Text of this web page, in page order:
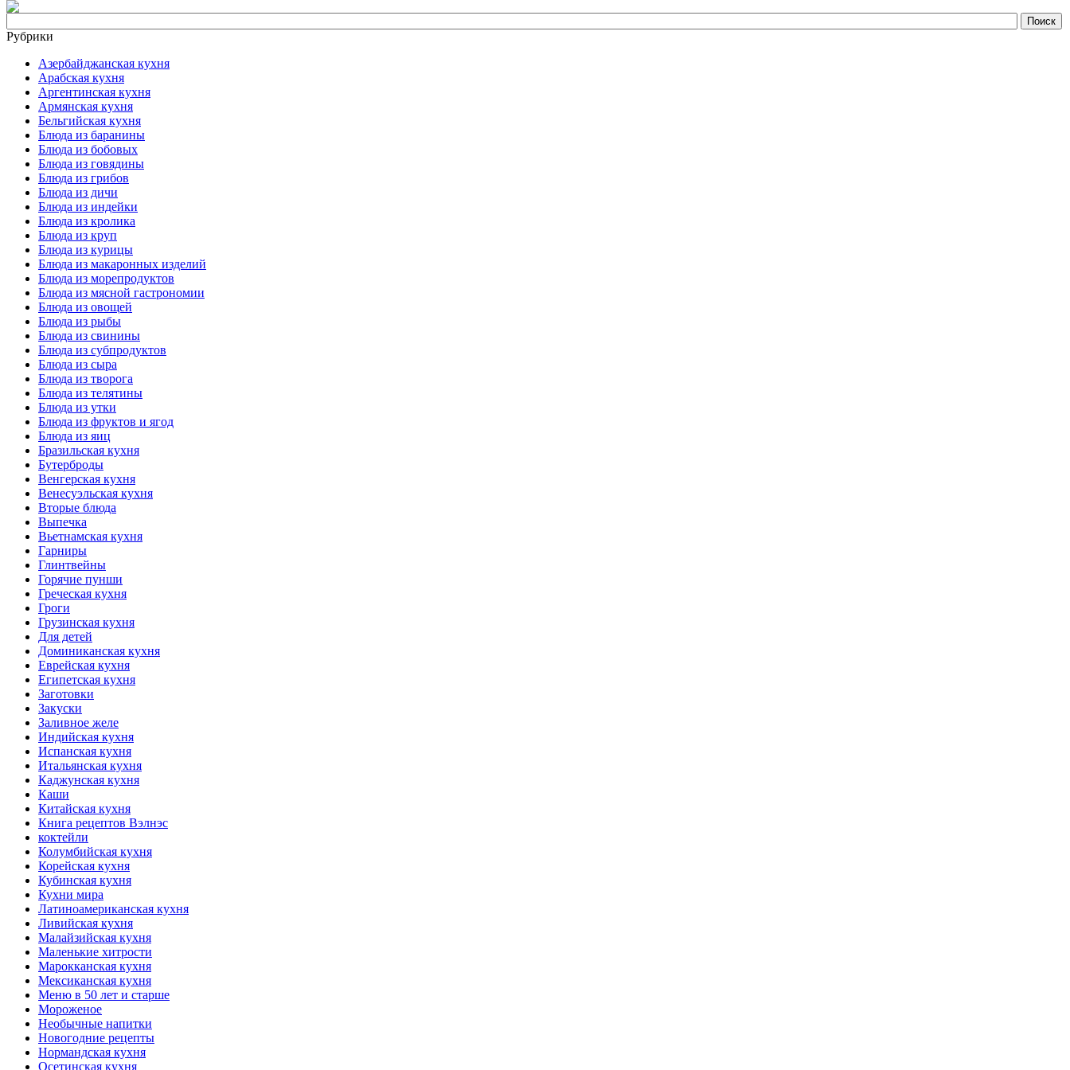
Рубрики
Азербайджанская кухня
Арабская кухня
Аргентинская кухня
Армянская кухня
Бельгийская кухня
Блюда из баранины
Блюда из бобовых
Блюда из говядины
Блюда из грибов
Блюда из дичи
Блюда из индейки
Блюда из кролика
Блюда из круп
Блюда из курицы
Блюда из макаронных изделий
Блюда из морепродуктов
Блюда из мясной гастрономии
Блюда из овощей
Блюда из рыбы
Блюда из свинины
Блюда из субпродуктов
Блюда из сыра
Блюда из творога
Блюда из телятины
Блюда из утки
Блюда из фруктов и ягод
Блюда из яиц
Бразильская кухня
Бутерброды
Венгерская кухня
Венесуэльская кухня
Вторые блюда
Выпечка
Вьетнамская кухня
Гарниры
Глинтвейны
Горячие пунши
Греческая кухня
Гроги
Грузинская кухня
Для детей
Доминиканская кухня
Еврейская кухня
Египетская кухня
Заготовки
Закуски
Заливное желе
Индийская кухня
Испанская кухня
Итальянская кухня
Каджунская кухня
Каши
Китайская кухня
Книга рецептов Вэлнэс
коктейли
Колумбийская кухня
Корейская кухня
Кубинская кухня
Кухни мира
Латиноамериканская кухня
Ливийская кухня
Малайзийская кухня
Маленькие хитрости
Марокканская кухня
Мексиканская кухня
Меню в 50 лет и старше
Мороженое
Необычные напитки
Новогодние рецепты
Нормандская кухня
Осетинская кухня